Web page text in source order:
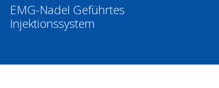
EMG-Nadel Geführtes
Injektionssystem